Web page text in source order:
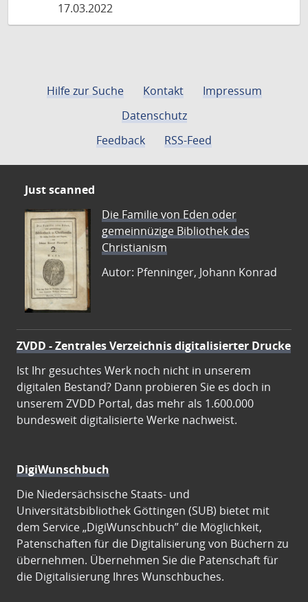
17.03.2022
Hilfe zur Suche Kontakt
Impressum
Datenschutz
Feedback
RSS-Feed
Just scanned
Die Familie von Eden oder
gemeinnüzige Bibliothek des
Christianism
Autor: Pfenninger, Johann Konrad
ZVDD - Zentrales Verzeichnis digitalisierter Drucke
Ist Ihr gesuchtes Werk noch nicht in unserem
digitalen Bestand? Dann probieren Sie es doch in
unserem ZVDD Portal, das mehr als 1.600.000
bundesweit digitalisierte Werke nachweist.
DigiWunschbuch
Die Niedersächsische Staats- und
Universitätsbibliothek Göttingen (SUB) bietet mit
dem Service „DigiWunschbuch” die Möglichkeit,
Patenschaften für die Digitalisierung von Büchern zu
übernehmen. Übernehmen Sie die Patenschaft für
die Digitalisierung Ihres Wunschbuches.